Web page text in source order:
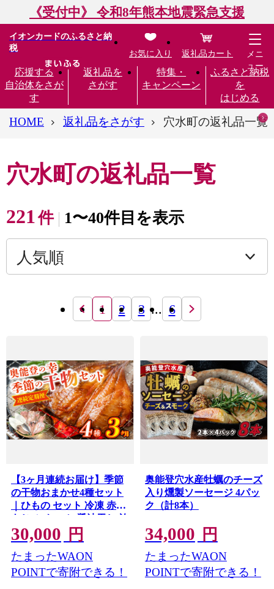
《受付中》 令和8年熊本地震緊急支援
イオンカードのふるさと納
税
応援する
自治体をさが
す
返礼品を
さがす
特集・
キャンペーン
ふるさと納税
を
はじめる
お気に入り 返礼品カート
メニ
ュー
HOME 返礼品をさがす 穴水町の返礼品一覧
穴水町の返礼品一覧
221件 1〜40件目を表示
1 2 3 ... 6
【3ヶ月連続お届け】季節
の干物おまかせ4種セット
｜ひもの セット 冷凍 赤魚
あじ ふぐ いか 醤油干し 汐
干し みりん干し さかな 魚
サカナ アジ フグ イカ 鱈
たら イワシ 鰯 鯵 干物セッ
ト
30,000 円
たまったWAON
POINTで寄附できる！
奥能登穴水産牡蠣のチーズ
入り燻製ソーセージ 4パッ
ク（計8本）
34,000 円
たまったWAON
POINTで寄附できる！